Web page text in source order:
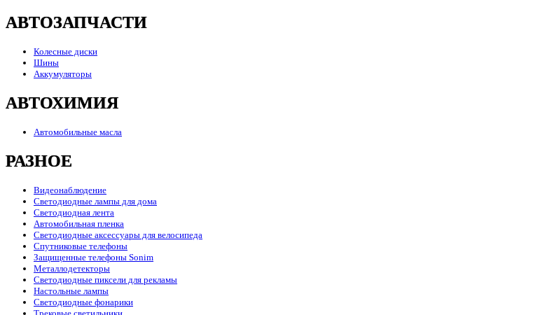
АВТОЗАПЧАСТИ
Колесные диски
Шины
Аккумуляторы
АВТОХИМИЯ
Автомобильные масла
РАЗНОЕ
Видеонаблюдение
Светодиодные лампы для дома
Светодиодная лента
Автомобильная пленка
Светодиодные аксессуары для велосипеда
Спутниковые телефоны
Защищенные телефоны Sonim
Металлодетекторы
Светодиодные пиксели для рекламы
Настольные лампы
Светодиодные фонарики